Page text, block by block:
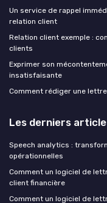
Un service de rappel
relation client
Relation client exemple :
clients
Exprimer son
insatisfaisante
Comment rédiger une
Les derniers
Speech analytics :
opérationnelles
Comment un logiciel de
client financière
Comment un logiciel de